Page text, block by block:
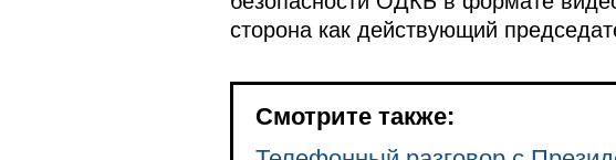
сторона как действующий
Смотрите также: